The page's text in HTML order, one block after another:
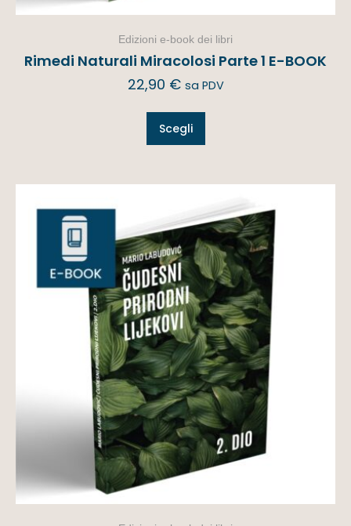
Edizioni e-book dei libri
Rimedi Naturali Miracolosi Parte 1 E-BOOK
22,90 € sa PDV
Scegli